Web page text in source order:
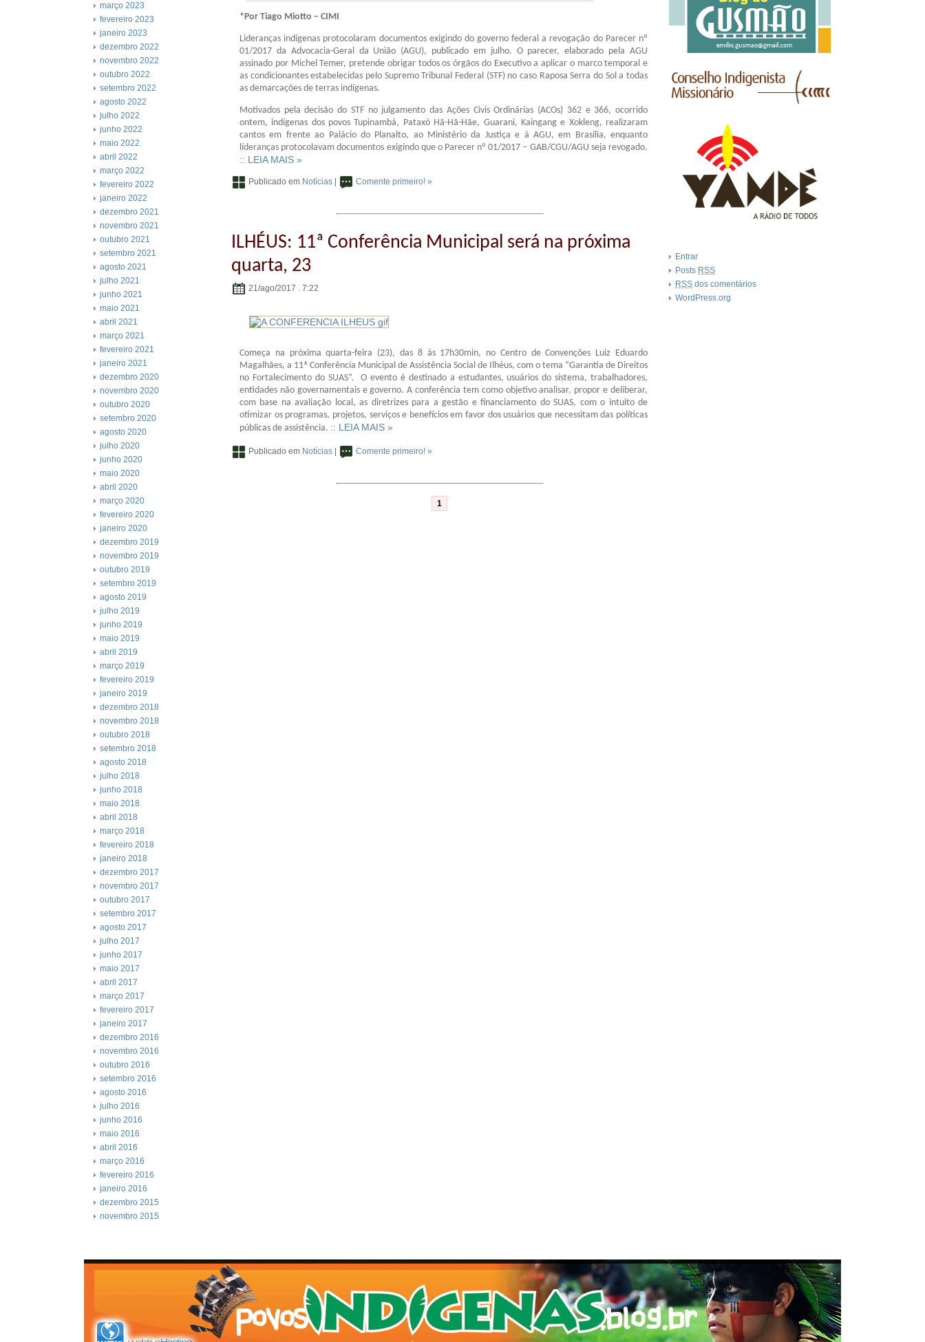
março 2023
fevereiro 2023
janeiro 2023
dezembro 2022
novembro 2022
outubro 2022
setembro 2022
agosto 2022
julho 2022
junho 2022
maio 2022
abril 2022
março 2022
fevereiro 2022
janeiro 2022
dezembro 2021
novembro 2021
outubro 2021
setembro 2021
agosto 2021
julho 2021
junho 2021
maio 2021
abril 2021
março 2021
fevereiro 2021
janeiro 2021
dezembro 2020
novembro 2020
outubro 2020
setembro 2020
agosto 2020
julho 2020
junho 2020
maio 2020
abril 2020
março 2020
fevereiro 2020
janeiro 2020
dezembro 2019
novembro 2019
outubro 2019
setembro 2019
agosto 2019
julho 2019
junho 2019
maio 2019
abril 2019
março 2019
fevereiro 2019
janeiro 2019
dezembro 2018
novembro 2018
outubro 2018
setembro 2018
agosto 2018
julho 2018
junho 2018
maio 2018
abril 2018
março 2018
fevereiro 2018
janeiro 2018
dezembro 2017
novembro 2017
outubro 2017
setembro 2017
agosto 2017
julho 2017
junho 2017
maio 2017
abril 2017
março 2017
fevereiro 2017
janeiro 2017
dezembro 2016
novembro 2016
outubro 2016
setembro 2016
agosto 2016
julho 2016
junho 2016
maio 2016
abril 2016
março 2016
fevereiro 2016
janeiro 2016
dezembro 2015
novembro 2015
*Por Tiago Miotto – CIMI
Lideranças indígenas protocolaram documentos exigindo do governo federal a revogação do Parecer nº
01/2017 da Advocacia-Geral da União (AGU), publicado em julho. O parecer, elaborado pela AGU
assinado por Michel Temer, pretende obrigar todos os órgãos do Executivo a aplicar o marco temporal e
as condicionantes estabelecidas pelo Supremo Tribunal Federal (STF) no caso Raposa Serra do Sol a todas
as demarcações de terras indígenas.
Motivados pela decisão do STF no julgamento das Ações Civis Ordinárias (ACOs) 362 e 366, ocorrido
ontem, indígenas dos povos Tupinambá, Pataxó Hã-Hã-Hãe, Guarani, Kaingang e Xokleng, realizaram
cantos em frente ao Palácio do Planalto, ao Ministério da Justiça e à AGU, em Brasília, enquanto
lideranças protocolavam documentos exigindo que o Parecer nº 01/2017 – GAB/CGU/AGU seja revogado.
:: LEIA MAIS »
Publicado em Notícias | Comente primeiro! »
ILHÉUS: 11ª Conferência Municipal será na próxima
quarta, 23
21/ago/2017 . 7:22
Começa na próxima quarta-feira (23), das 8 às 17h30min, no Centro de Convenções Luiz Eduardo
Magalhães, a 11ª Conferência Municipal de Assistência Social de Ilhéus, com o tema “Garantia de Direitos
no Fortalecimento do SUAS”. O evento é destinado a estudantes, usuários do sistema, trabalhadores,
entidades não governamentais e governo. A conferência tem como objetivo analisar, propor e deliberar,
com base na avaliação local, as diretrizes para a gestão e financiamento do SUAS, com o intuito de
otimizar os programas, projetos, serviços e benefícios em favor dos usuários que necessitam das políticas
públicas de assistência. :: LEIA MAIS »
Publicado em Notícias Comente primeiro! »
1
Entrar
Posts RSS
RSS dos comentários
WordPress.org